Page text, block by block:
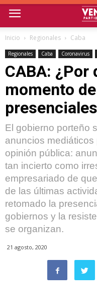
Inicio Regionales Caba
Regionales Caba Coronavirus
CABA: ¿Por
momento
El gobierno porteño
anuncios
opinión pública:
tan incierto como
empresariado de
de las últimas
retomado la
gobiernos y la
se organizan.
21 agosto, 2020